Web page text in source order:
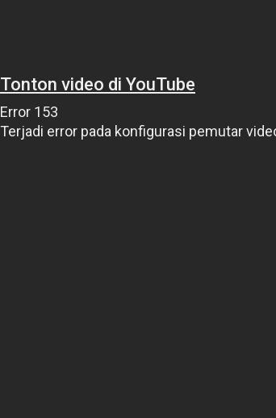
Tonton video di YouTube
Error 153
Terjadi error pada konfigurasi pemutar